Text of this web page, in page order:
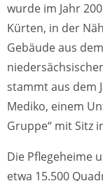
wurde im Jahr
Kürten, in der
Gebäude aus
stammt aus dem
Mediko, einem
Gruppe“ mit Sitz
Die Pflegeheime
etwa 15.500